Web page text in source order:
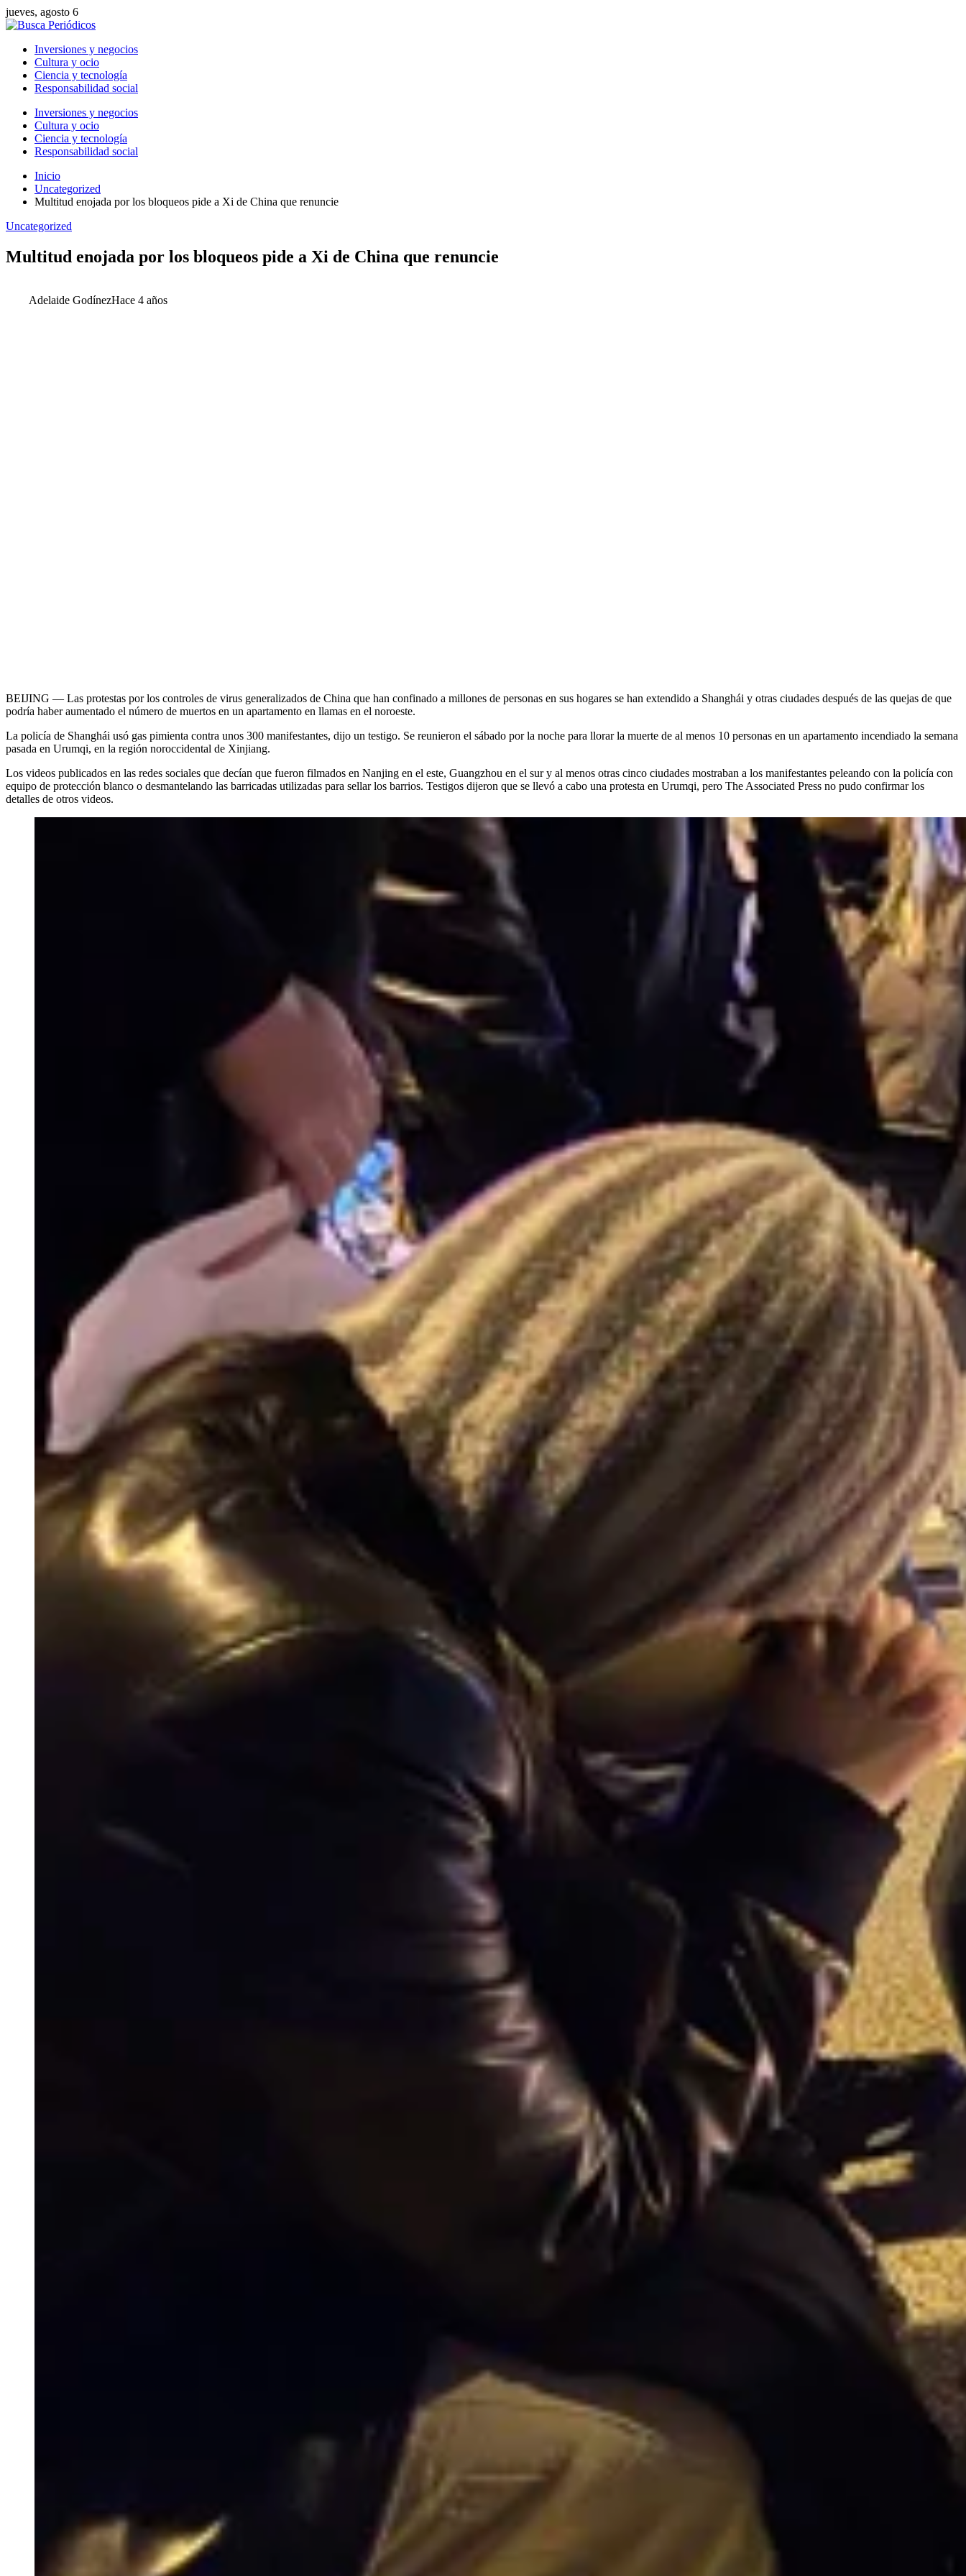
jueves, agosto 6
Inversiones y negocios
Cultura y ocio
Ciencia y tecnología
Responsabilidad social
Inversiones y negocios
Cultura y ocio
Ciencia y tecnología
Responsabilidad social
Inicio
Uncategorized
Multitud enojada por los bloqueos pide a Xi de China que renuncie
Uncategorized
Multitud enojada por los bloqueos pide a Xi de China que renuncie
Adelaide GodínezHace 4 años
BEIJING — Las protestas por los controles de virus generalizados de China que han confinado a millones de personas en sus hogares se han extendido a Shanghái y otras ciudades después de las quejas de que
podría haber aumentado el número de muertos en un apartamento en llamas en el noroeste.
La policía de Shanghái usó gas pimienta contra unos 300 manifestantes, dijo un testigo. Se reunieron el sábado por la noche para llorar la muerte de al menos 10 personas en un apartamento incendiado la semana
pasada en Urumqi, en la región noroccidental de Xinjiang.
Los videos publicados en las redes sociales que decían que fueron filmados en Nanjing en el este, Guangzhou en el sur y al menos otras cinco ciudades mostraban a los manifestantes peleando con la policía con
equipo de protección blanco o desmantelando las barricadas utilizadas para sellar los barrios. Testigos dijeron que se llevó a cabo una protesta en Urumqi, pero The Associated Press no pudo confirmar los
detalles de otros videos.